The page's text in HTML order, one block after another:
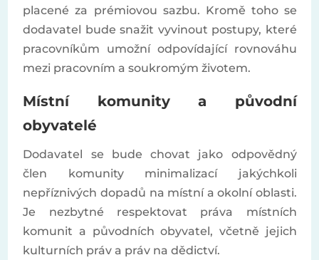
placené za prémiovou sazbu. Kromě toho se
dodavatel bude snažit vyvinout postupy, které
pracovníkům umožní odpovídající rovnováhu
mezi pracovním a soukromým životem.
Místní komunity a původní
obyvatelé
Dodavatel se bude chovat jako odpovědný
člen komunity minimalizací jakýchkoli
nepříznivých dopadů na místní a okolní oblasti.
Je nezbytné respektovat práva místních
komunit a původních obyvatel, včetně jejich
kulturních práv a práv na dědictví.